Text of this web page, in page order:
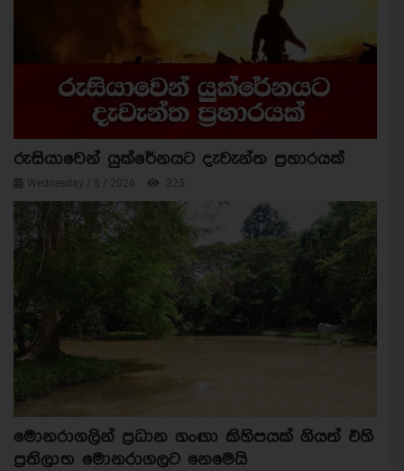
රුසියාවෙන් යුක්රේනයට දැවැන්ත ප්‍රහාරයක්
Wednesday / 5 / 2026 325
මොනරාගලින් ප්‍රධාන ගංඟා කිහිපයක් ගියත් එහි
ප්‍රතිලාභ මොනරාගලට නෙමෙයි